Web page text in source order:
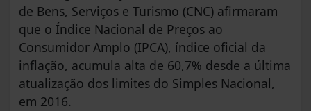
de Bens, Serviços e Turismo (CNC) afirmaram
que o Índice Nacional de Preços ao
Consumidor Amplo (IPCA), índice oficial da
inflação, acumula alta de 60,7% desde a última
atualização dos limites do Simples Nacional,
em 2016.